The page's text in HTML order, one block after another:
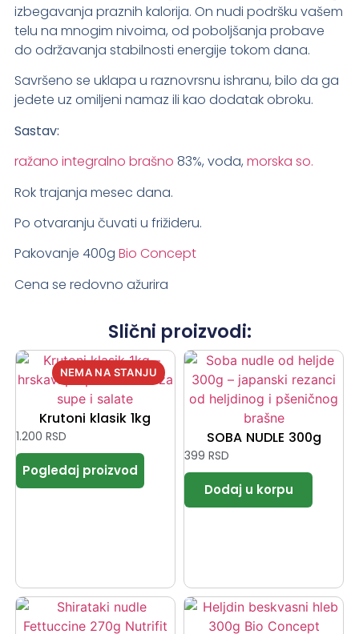
izbegavanja praznih kalorija. On nudi podršku vašem
telu na mnogim nivoima, od poboljšanja probave
do održavanja stabilnosti energije tokom dana.
Savršeno se uklapa u raznovrsnu ishranu, bilo da ga
jedete uz omiljeni namaz ili kao dodatak obroku.
Sastav:
ražano integralno brašno 83%, voda, morska so.
Rok trajanja mesec dana.
Po otvaranju čuvati u frižideru.
Pakovanje 400g Bio Concept
Cena se redovno ažurira
Slični proizvodi:
Krutoni klasik 1kg
1.200 RSD SOBA NUDLE 300g
399 RSD